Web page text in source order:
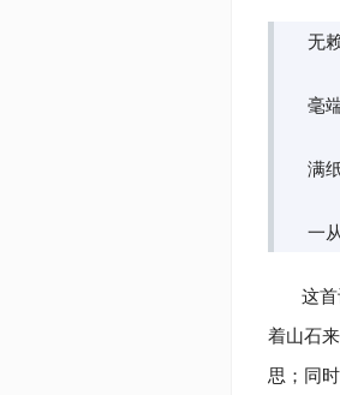
无
毫
满
一
这
着山石
思；同